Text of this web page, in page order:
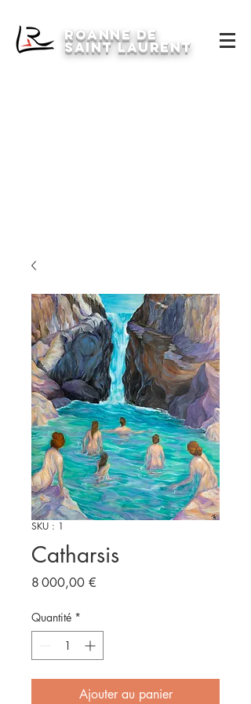
Roanne de
saint laurent
SKU : 1
Catharsis
8 000,00 €
Quantité *
Ajouter au panier